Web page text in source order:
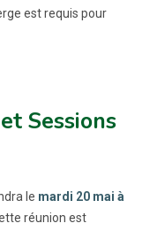
est requis pour
Sessions
le mardi 20 mai à
réunion est